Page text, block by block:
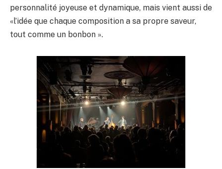
personnalité joyeuse et dynamique, mais vient aussi de
«l’idée que chaque composition a sa propre saveur,
tout comme un bonbon ».